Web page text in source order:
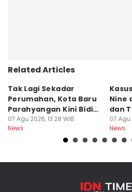
Related Articles
Tak Lagi Sekadar
Perumahan, Kota Baru
Parahyangan Kini Bidik
Wisatawan
07 Agu 2026, 13:28 WIB
News
Nine
dan
07 Agu
News